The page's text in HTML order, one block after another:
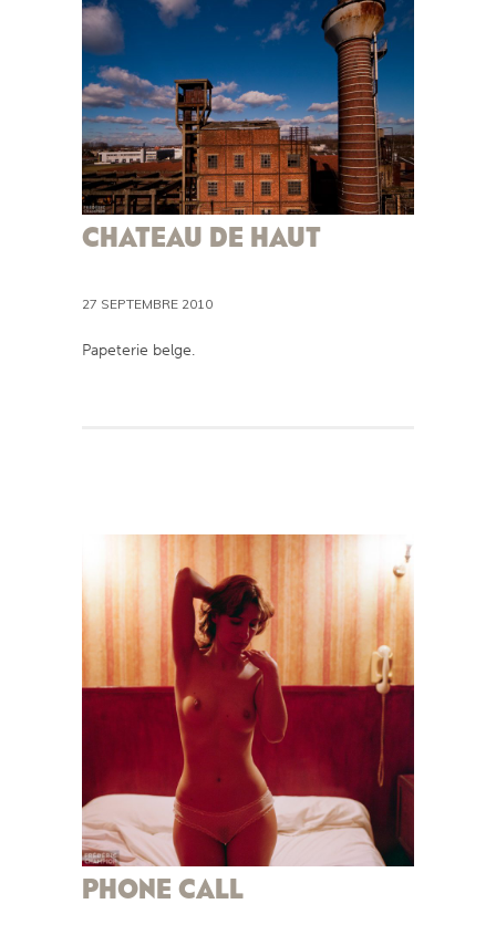
CHATEAU DE HAUT
27 SEPTEMBRE 2010
Papeterie belge.
PHONE CALL